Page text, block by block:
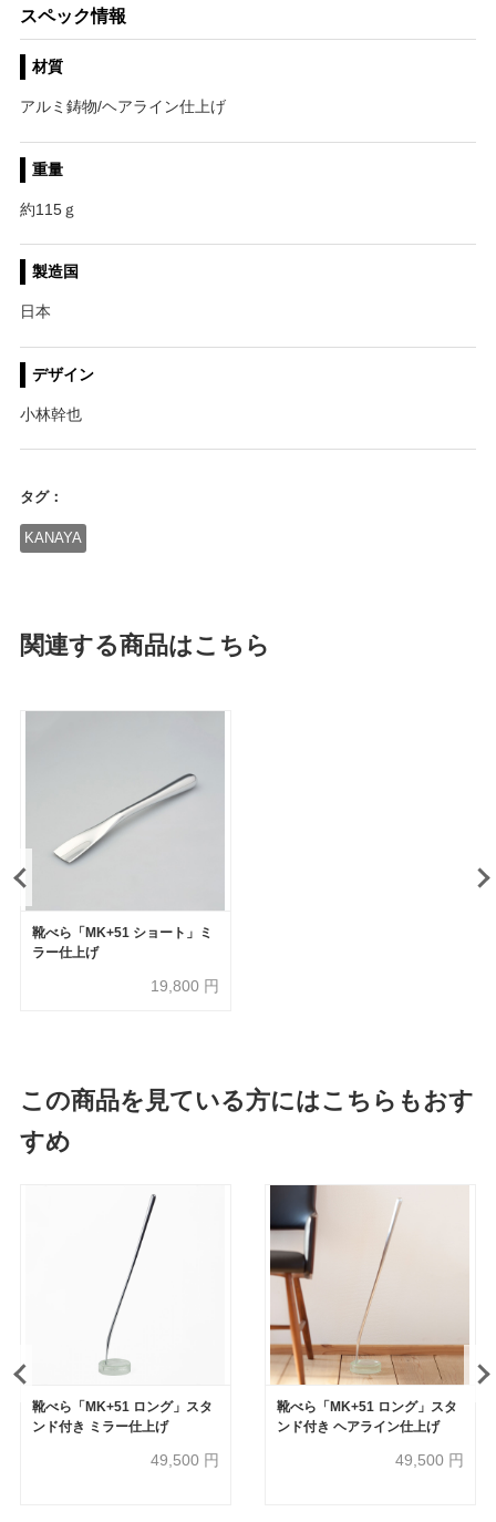
スペック情報
材質
アルミ鋳物/ヘアライン仕上げ
重量
約115ｇ
製造国
日本
デザイン
小林幹也
タグ：
KANAYA
関連する商品はこちら
靴べら「MK+51 ショート」ミ
ラー仕上げ
19,800 円
この商品を見ている方にはこちらもおす
すめ
靴べら「MK+51 ロング」スタ
ンド付き ミラー仕上げ
49,500 円
靴べら「MK+51 ロング」スタ
ンド付き ヘアライン仕上げ
49,500 円